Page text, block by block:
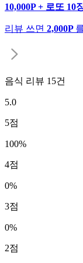
10,000P + 로또 10
리뷰 쓰면 2,000P
음식 리뷰 15건
5.0
5점
100%
4점
0%
3점
0%
2점